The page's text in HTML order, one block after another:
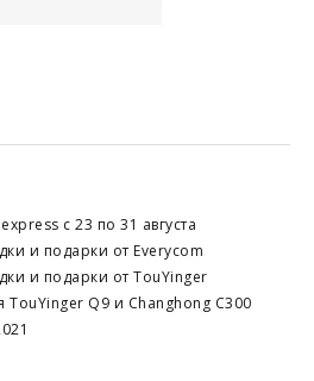
с 23 по 31 августа
и подарки от Everycom
и подарки от TouYinger
Q9 и Changhong C300